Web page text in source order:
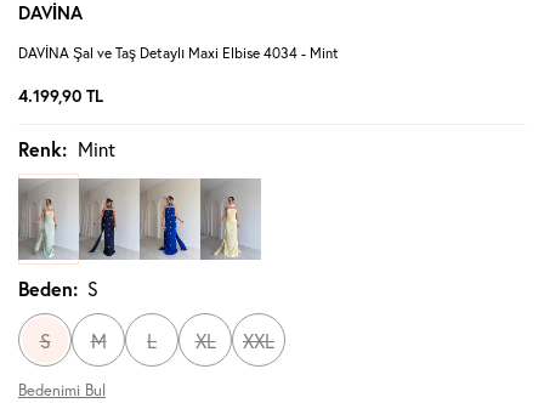
DAVİNA
DAVİNA Şal ve Taş Detaylı Maxi Elbise 4034 - Mint
4.199,90 TL
Renk: Mint
Beden: S
S M L XL XXL
Bedenimi Bul